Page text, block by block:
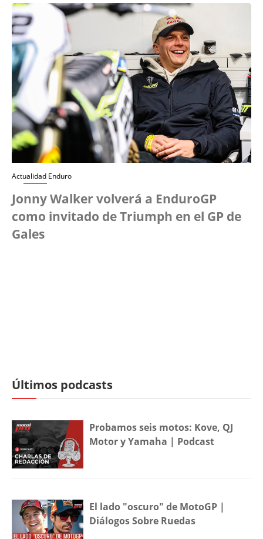
Actualidad Enduro
Jonny Walker volverá a EnduroGP
como invitado de Triumph en el GP de
Gales
Últimos podcasts
Probamos seis motos: Kove, QJ
Motor y Yamaha | Podcast
El lado "oscuro" de MotoGP |
Diálogos Sobre Ruedas